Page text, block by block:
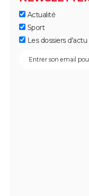
Actualité
Sport
Les dossiers d'actu